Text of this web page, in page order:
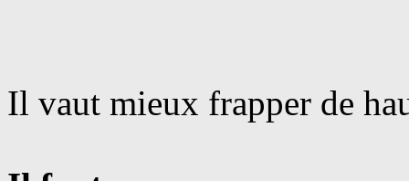
Il vaut mieux frapper de